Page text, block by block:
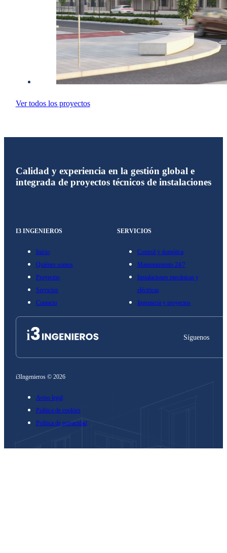
Ver todos los proyectos
Calidad y experiencia en la gestión global e
integrada de proyectos técnicos de instalaciones
I3 INGENIEROS
Inicio
Quiénes somos
Proyectos
Servicios
Contacto
SERVICIOS
Control y domótica
Mantenimiento 24/7
Instalaciones mecánicas y
eléctricas
Ingeniería y proyectos
Síguenos
i3Ingenieros © 2026
Aviso legal
Política de cookies
Política de privacidad